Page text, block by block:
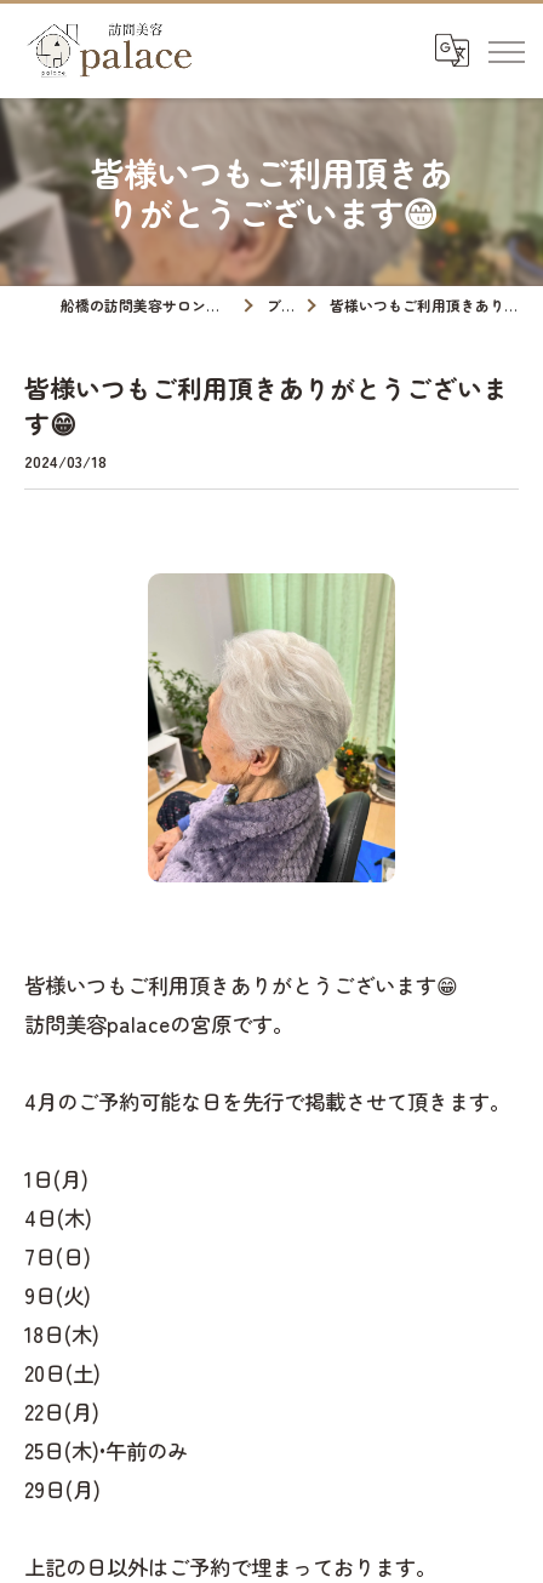
皆様いつもご利用頂きあ
りがとうございます😁
船橋の訪問美容サロンなら訪問美容palace ブログ 皆様いつもご利用頂きありがとうございます😁
皆様いつもご利用頂きありがとうございま
す😁
2024/03/18
皆様いつもご利用頂きありがとうございます😁
訪問美容palaceの宮原です。
4月のご予約可能な日を先行で掲載させて頂きます。
1日(月)
4日(木)
7日(日)
9日(火)
18日(木)
20日(土)
22日(月)
25日(木)•午前のみ
29日(月)
上記の日以外はご予約で埋まっております。